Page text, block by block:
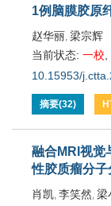
1例脑膜胶原
赵华丽, 梁宗辉
当前状态: 一校
10.15953/
摘要(32)
融合MRI视觉
性胶质瘤分子
肖凯, 李笑然, 梁